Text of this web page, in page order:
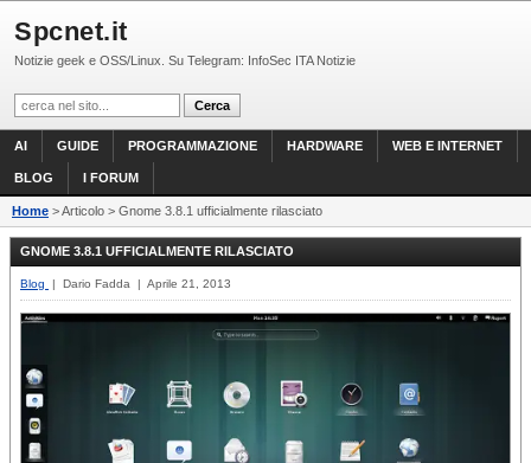
Spcnet.it
Notizie geek e OSS/Linux. Su Telegram: InfoSec ITA Notizie
AI GUIDE PROGRAMMAZIONE HARDWARE WEB E INTERNET
BLOG I FORUM
Home > Articolo > Gnome 3.8.1 ufficialmente rilasciato
GNOME 3.8.1 UFFICIALMENTE RILASCIATO
Blog | Dario Fadda | Aprile 21, 2013